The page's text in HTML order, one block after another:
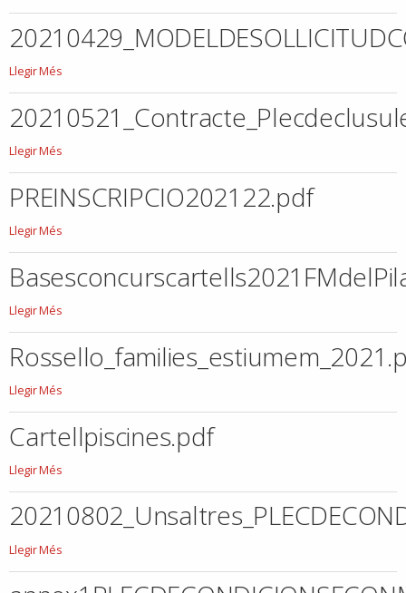
Llegir Més
Llegir Més
PREINSCRIPCIO202122.pdf
PREINSCRIPCIO202122.pdf
Llegir Més
Basesconcurscartells2021FMdelPilar.pdf
Llegir Més
Rossello_families_estiumem_2021.pdf
Llegir Més
Cartellpiscines.pdf
Cartellpiscines.pdf
Llegir Més
Llegir Més